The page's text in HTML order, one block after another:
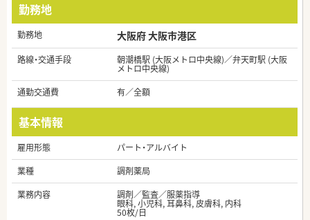
勤務地
勤務地 大阪府 大阪市港区
路線・交通手段 朝潮橋駅 (大阪メトロ中央線)／弁天町駅 (大阪
メトロ中央線)
通勤交通費
有／全額
基本情報
雇用形態
パート・アルバイト
業種
調剤薬局
業務内容
調剤／監査／服薬指導
眼科, 小児科, 耳鼻科, 皮膚科, 内科
50枚/日